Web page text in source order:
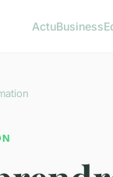
ActuBusiness